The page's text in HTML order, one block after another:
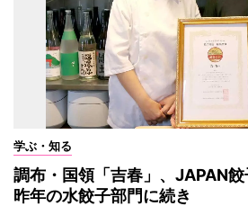
学ぶ・知る
調布・国領「吉春」、JAPAN
昨年の水餃子部門に続き